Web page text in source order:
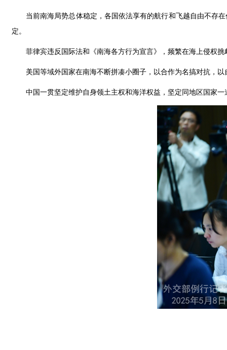
当前南海局势总体稳定，各国依法享有的航行和飞越自由不存
定。
菲律宾违反国际法和《南海各方行为宣言》，频繁在海上侵权
美国等域外国家在南海不断拼凑小圈子，以合作为名搞对抗，
中国一贯坚定维护自身领土主权和海洋权益，坚定同地区国家